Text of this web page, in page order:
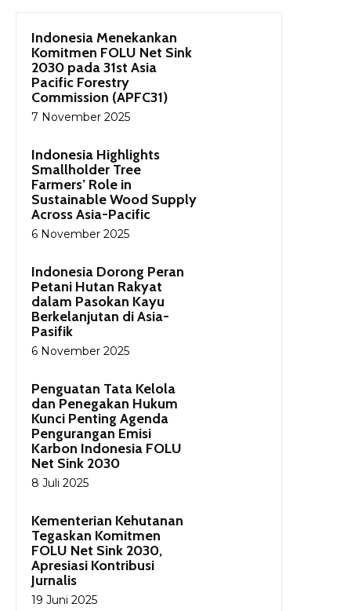
Indonesia Menekankan
Komitmen FOLU Net Sink
2030 pada 31st Asia
Pacific Forestry
Commission (APFC31)
7 November 2025
Indonesia Highlights
Smallholder Tree
Farmers’ Role in
Sustainable Wood Supply
Across Asia-Pacific
6 November 2025
Indonesia Dorong Peran
Petani Hutan Rakyat
dalam Pasokan Kayu
Berkelanjutan di Asia-
Pasifik
6 November 2025
Penguatan Tata Kelola
dan Penegakan Hukum
Kunci Penting Agenda
Pengurangan Emisi
Karbon Indonesia FOLU
Net Sink 2030
8 Juli 2025
Kementerian Kehutanan
Tegaskan Komitmen
FOLU Net Sink 2030,
Apresiasi Kontribusi
Jurnalis
19 Juni 2025